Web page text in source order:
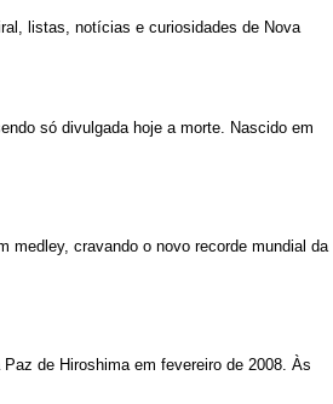
listas, notícias e curiosidades de Nova
só divulgada hoje a morte. Nascido em
medley, cravando o novo recorde mundial da
de Hiroshima em fevereiro de 2008. Às